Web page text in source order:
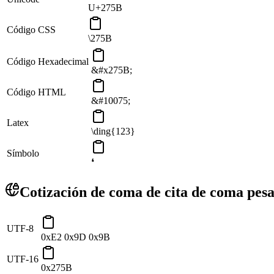
U+275B
Código CSS
\275B
Código Hexadecimal
&#x275B;
Código HTML
&#10075;
Latex
\ding{123}
Símbolo
❛
Cotización de coma de cita de coma
UTF-8
0xE2 0x9D 0x9B
UTF-16
0x275B